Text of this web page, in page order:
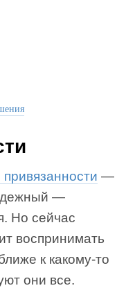
—
—
Но сейчас
воспринимать
к какому-то
они все.